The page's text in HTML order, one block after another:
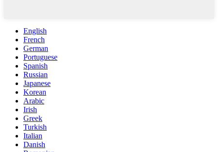
English
French
German
Portuguese
Spanish
Russian
Japanese
Korean
Arabic
Irish
Greek
Turkish
Italian
Danish